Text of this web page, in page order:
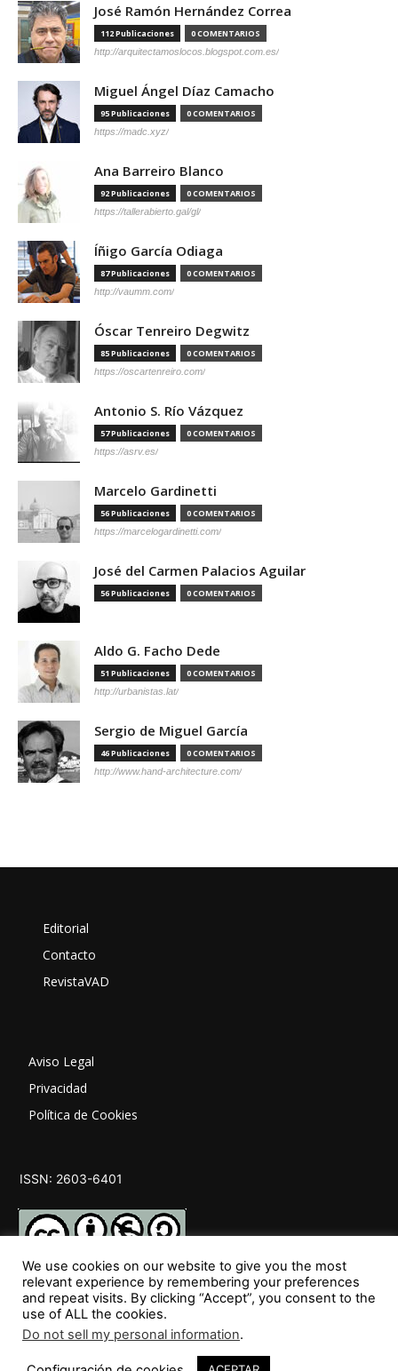
José Ramón Hernández Correa
112 Publicaciones 0 COMENTARIOS
http://arquitectamoslocos.blogspot.com.es/
Miguel Ángel Díaz Camacho
95 Publicaciones 0 COMENTARIOS
https://madc.xyz/
Ana Barreiro Blanco
92 Publicaciones 0 COMENTARIOS
https://tallerabierto.gal/gl/
Íñigo García Odiaga
87 Publicaciones 0 COMENTARIOS
http://vaumm.com/
Óscar Tenreiro Degwitz
85 Publicaciones 0 COMENTARIOS
https://oscartenreiro.com/
Antonio S. Río Vázquez
57 Publicaciones 0 COMENTARIOS
https://asrv.es/
Marcelo Gardinetti
56 Publicaciones 0 COMENTARIOS
https://marcelogardinetti.com/
José del Carmen Palacios Aguilar
56 Publicaciones 0 COMENTARIOS
Aldo G. Facho Dede
51 Publicaciones 0 COMENTARIOS
http://urbanistas.lat/
Sergio de Miguel García
46 Publicaciones 0 COMENTARIOS
http://www.hand-architecture.com/
Editorial
Contacto
RevistaVAD
Aviso Legal
Privacidad
Política de Cookies
ISSN: 2603-6401
SÍGUENOS
We use cookies on our website to give you the most
relevant experience by remembering your preferences
and repeat visits. By clicking “Accept”, you consent to the
use of ALL the cookies.
Do not sell my personal information.